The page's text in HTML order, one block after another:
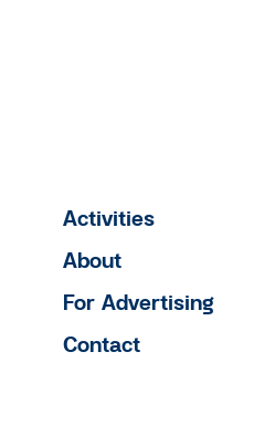
Activities
About
For Advertising
Contact